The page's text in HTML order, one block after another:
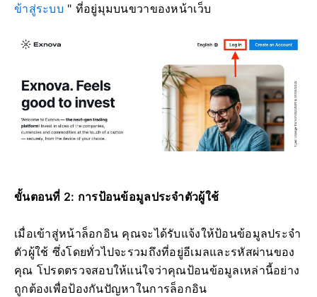
ข้าสู่ระบบ " ที่อยู่มุมบนขวาของหน้าเว็บ
ขั้นตอนที่ 2: การป้อนข้อมูลประจำตัวผู้ใช้
เมื่อเข้าสู่หน้าล็อกอิน คุณจะได้รับแจ้งให้ป้อนข้อมูลประจำ
ตัวผู้ใช้ ซึ่งโดยทั่วไปจะรวมถึงที่อยู่อีเมลและรหัสผ่านของ
คุณ โปรดตรวจสอบให้แน่ใจว่าคุณป้อนข้อมูลเหล่านี้อย่าง
ถูกต้องเพื่อป้องกันปัญหาในการล็อกอิน